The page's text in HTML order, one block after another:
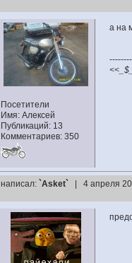
Посетители
Имя: Алексей
Публикаций: 13
Комментариев: 350
а на
написал: `Asket` | 4 апреля